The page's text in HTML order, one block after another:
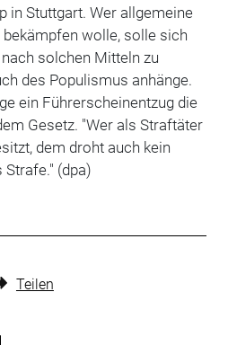
in Stuttgart. Wer allgemeine
wolle, solle sich
solchen Mitteln zu
des Populismus anhänge.
ein Führerscheinentzug die
Gesetz. "Wer als Straftäter
dem droht auch kein
(dpa)
Teilen